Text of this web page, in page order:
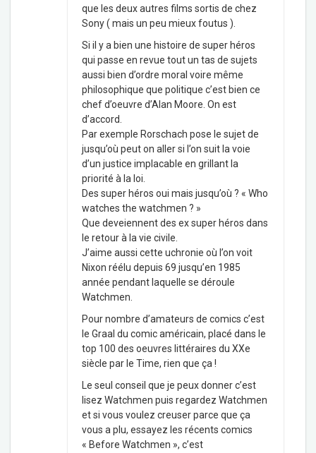
que les deux autres films sortis de chez
Sony ( mais un peu mieux foutus ).
Si il y a bien une histoire de super héros
qui passe en revue tout un tas de sujets
aussi bien d’ordre moral voire même
philosophique que politique c’est bien ce
chef d’oeuvre d’Alan Moore. On est
d’accord.
Par exemple Rorschach pose le sujet de
jusqu’où peut on aller si l’on suit la voie
d’un justice implacable en grillant la
priorité à la loi.
Des super héros oui mais jusqu’où ? « Who
watches the watchmen ? »
Que deveiennent des ex super héros dans
le retour à la vie civile.
J’aime aussi cette uchronie où l’on voit
Nixon réélu depuis 69 jusqu’en 1985
année pendant laquelle se déroule
Watchmen.
Pour nombre d’amateurs de comics c’est
le Graal du comic américain, placé dans le
top 100 des oeuvres littéraires du XXe
siècle par le Time, rien que ça !
Le seul conseil que je peux donner c’est
lisez Watchmen puis regardez Watchmen
et si vous voulez creuser parce que ça
vous a plu, essayez les récents comics
« Before Watchmen », c’est